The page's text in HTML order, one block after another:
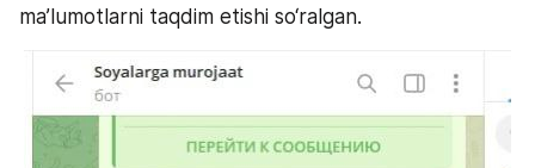
ma’lumotlarni taqdim etishi so‘ralgan.